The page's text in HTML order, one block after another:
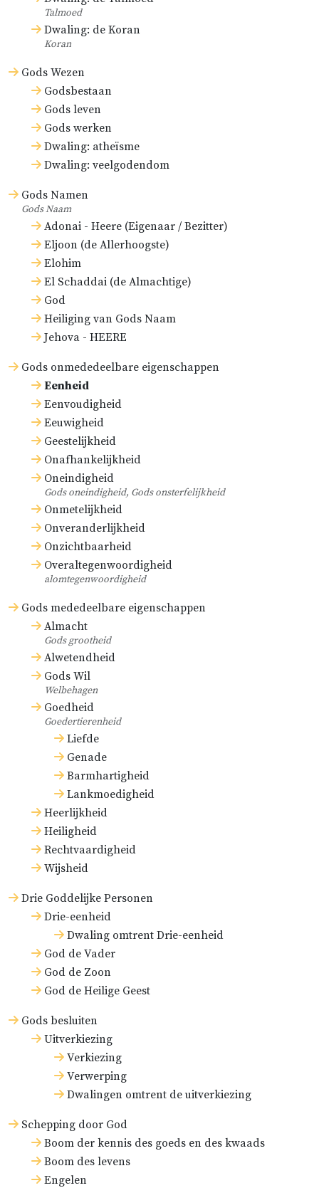
Talmoed
Dwaling: de Koran
Koran
Gods Wezen
Godsbestaan
Gods leven
Gods werken
Dwaling: atheïsme
Dwaling: veelgodendom
Gods Namen
Gods Naam
Adonai - Heere (Eigenaar / Bezitter)
Eljoon (de Allerhoogste)
Elohim
El Schaddai (de Almachtige)
God
Heiliging van Gods Naam
Jehova - HEERE
Gods onmededeelbare eigenschappen
Eenheid
Eenvoudigheid
Eeuwigheid
Geestelijkheid
Onafhankelijkheid
Oneindigheid
Gods oneindigheid, Gods onsterfelijkheid
Onmetelijkheid
Onveranderlijkheid
Onzichtbaarheid
Overaltegenwoordigheid
alomtegenwoordigheid
Gods mededeelbare eigenschappen
Almacht
Gods grootheid
Alwetendheid
Gods Wil
Welbehagen
Goedheid
Goedertierenheid
Liefde
Genade
Barmhartigheid
Lankmoedigheid
Heerlijkheid
Heiligheid
Rechtvaardigheid
Wijsheid
Drie Goddelijke Personen
Drie-eenheid
Dwaling omtrent Drie-eenheid
God de Vader
God de Zoon
God de Heilige Geest
Gods besluiten
Uitverkiezing
Verkiezing
Verwerping
Dwalingen omtrent de uitverkiezing
Schepping door God
Boom der kennis des goeds en des kwaads
Boom des levens
Engelen